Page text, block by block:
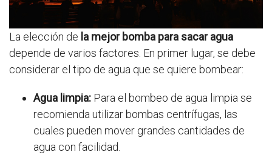
La elección de la mejor bomba para sacar agua
depende de varios factores. En primer lugar, se debe
considerar el tipo de agua que se quiere bombear:
Agua limpia: Para el bombeo de agua limpia se
recomienda utilizar bombas centrífugas, las
cuales pueden mover grandes cantidades de
agua con facilidad.